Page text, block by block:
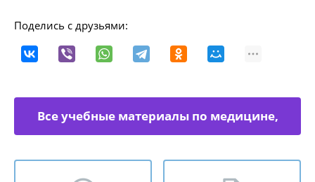
Поделись с друзьями:
Все учебные материалы по медицине,